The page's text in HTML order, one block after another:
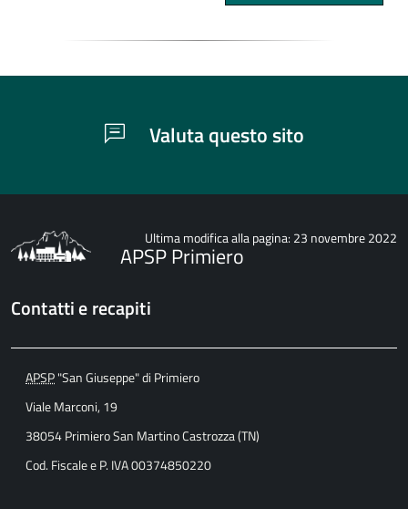
Valuta questo sito
Ultima modifica alla pagina: 23 novembre 2022
APSP Primiero
Contatti e recapiti
APSP"San Giuseppe" di Primiero
Viale Marconi, 19
38054 Primiero San Martino Castrozza (TN)
Cod. Fiscale e P. IVA 00374850220